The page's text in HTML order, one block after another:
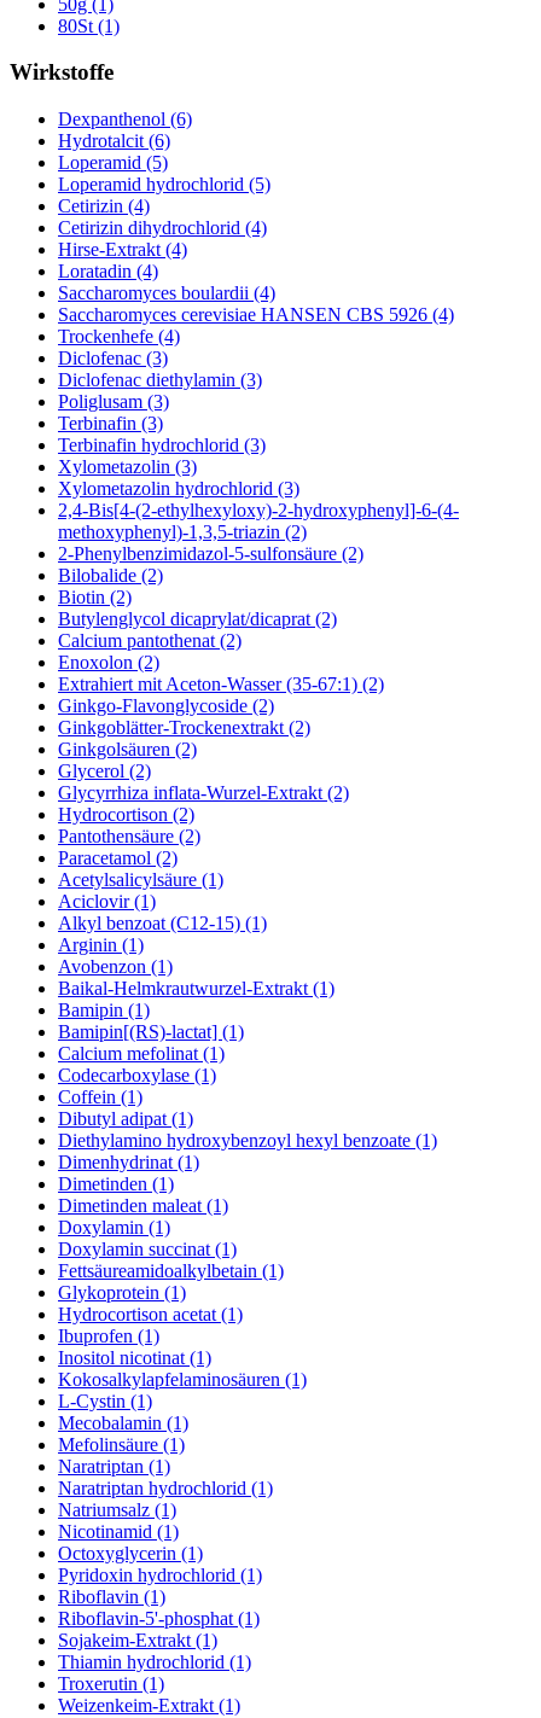
80St (1)
Wirkstoffe
Dexpanthenol (6)
Hydrotalcit (6)
Loperamid (5)
Loperamid hydrochlorid (5)
Cetirizin (4)
Cetirizin dihydrochlorid (4)
Hirse-Extrakt (4)
Loratadin (4)
Saccharomyces boulardii (4)
Saccharomyces cerevisiae HANSEN CBS 5926 (4)
Trockenhefe (4)
Diclofenac (3)
Diclofenac diethylamin (3)
Poliglusam (3)
Terbinafin (3)
Terbinafin hydrochlorid (3)
Xylometazolin (3)
Xylometazolin hydrochlorid (3)
2,4-Bis[4-(2-ethylhexyloxy)-2-hydroxyphenyl]-6-(4-
methoxyphenyl)-1,3,5-triazin (2)
2-Phenylbenzimidazol-5-sulfonsäure (2)
Bilobalide (2)
Biotin (2)
Butylenglycol dicaprylat/dicaprat (2)
Calcium pantothenat (2)
Enoxolon (2)
Extrahiert mit Aceton-Wasser (35-67:1) (2)
Ginkgo-Flavonglycoside (2)
Ginkgoblätter-Trockenextrakt (2)
Ginkgolsäuren (2)
Glycerol (2)
Glycyrrhiza inflata-Wurzel-Extrakt (2)
Hydrocortison (2)
Pantothensäure (2)
Paracetamol (2)
Acetylsalicylsäure (1)
Aciclovir (1)
Alkyl benzoat (C12-15) (1)
Arginin (1)
Avobenzon (1)
Baikal-Helmkrautwurzel-Extrakt (1)
Bamipin (1)
Bamipin[(RS)-lactat] (1)
Calcium mefolinat (1)
Codecarboxylase (1)
Coffein (1)
Dibutyl adipat (1)
Diethylamino hydroxybenzoyl hexyl benzoate (1)
Dimenhydrinat (1)
Dimetinden (1)
Dimetinden maleat (1)
Doxylamin (1)
Doxylamin succinat (1)
Fettsäureamidoalkylbetain (1)
Glykoprotein (1)
Hydrocortison acetat (1)
Ibuprofen (1)
Inositol nicotinat (1)
Kokosalkylapfelaminosäuren (1)
L-Cystin (1)
Mecobalamin (1)
Mefolinsäure (1)
Naratriptan (1)
Naratriptan hydrochlorid (1)
Natriumsalz (1)
Nicotinamid (1)
Octoxyglycerin (1)
Pyridoxin hydrochlorid (1)
Riboflavin (1)
Riboflavin-5'-phosphat (1)
Sojakeim-Extrakt (1)
Thiamin hydrochlorid (1)
Troxerutin (1)
Weizenkeim-Extrakt (1)